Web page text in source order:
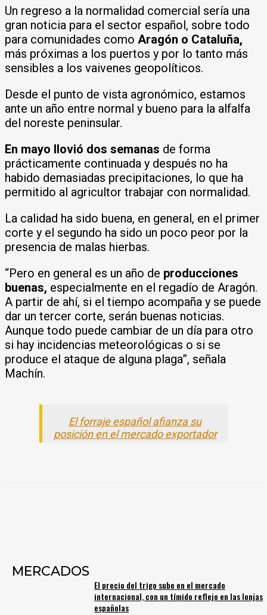
Un regreso a la normalidad comercial sería una
gran noticia para el sector español, sobre todo
para comunidades como Aragón o Cataluña,
más próximas a los puertos y por lo tanto más
sensibles a los vaivenes geopolíticos.
Desde el punto de vista agronómico, estamos
ante un año entre normal y bueno para la alfalfa
del noreste peninsular.
En mayo llovió dos semanas de forma
prácticamente continuada y después no ha
habido demasiadas precipitaciones, lo que ha
permitido al agricultor trabajar con normalidad.
La calidad ha sido buena, en general, en el primer
corte y el segundo ha sido un poco peor por la
presencia de malas hierbas.
“Pero en general es un año de producciones
buenas, especialmente en el regadío de Aragón.
A partir de ahí, si el tiempo acompaña y se puede
dar un tercer corte, serán buenas noticias.
Aunque todo puede cambiar de un día para otro
si hay incidencias meteorológicas o si se
produce el ataque de alguna plaga”, señala
Machín.
El forraje español afianza su
posición en el mercado exportador
MERCADOS
El precio del trigo sube en el mercado
internacional, con un tímido reflejo en las lonjas
españolas